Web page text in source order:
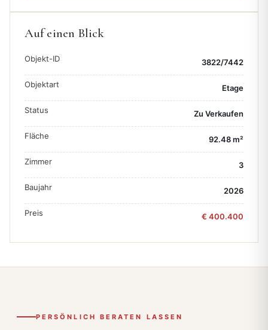
Auf einen Blick
Objekt-ID 3822/7442
Objektart Etage
Status Zu Verkaufen
Fläche 92.48 m²
Zimmer 3
Baujahr 2026
Preis € 400.400
PERSÖNLICH BERATEN LASSEN